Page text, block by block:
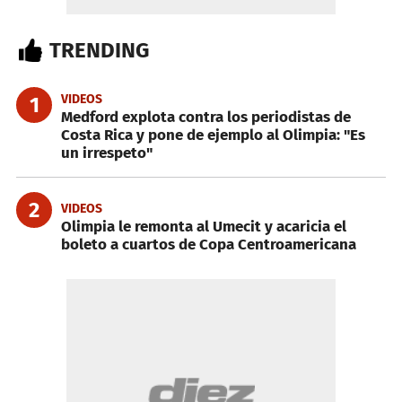
TRENDING
1 VIDEOS
Medford explota contra los periodistas de
Costa Rica y pone de ejemplo al Olimpia: "Es
un irrespeto"
2 VIDEOS
Olimpia le remonta al Umecit y acaricia el
boleto a cuartos de Copa Centroamericana